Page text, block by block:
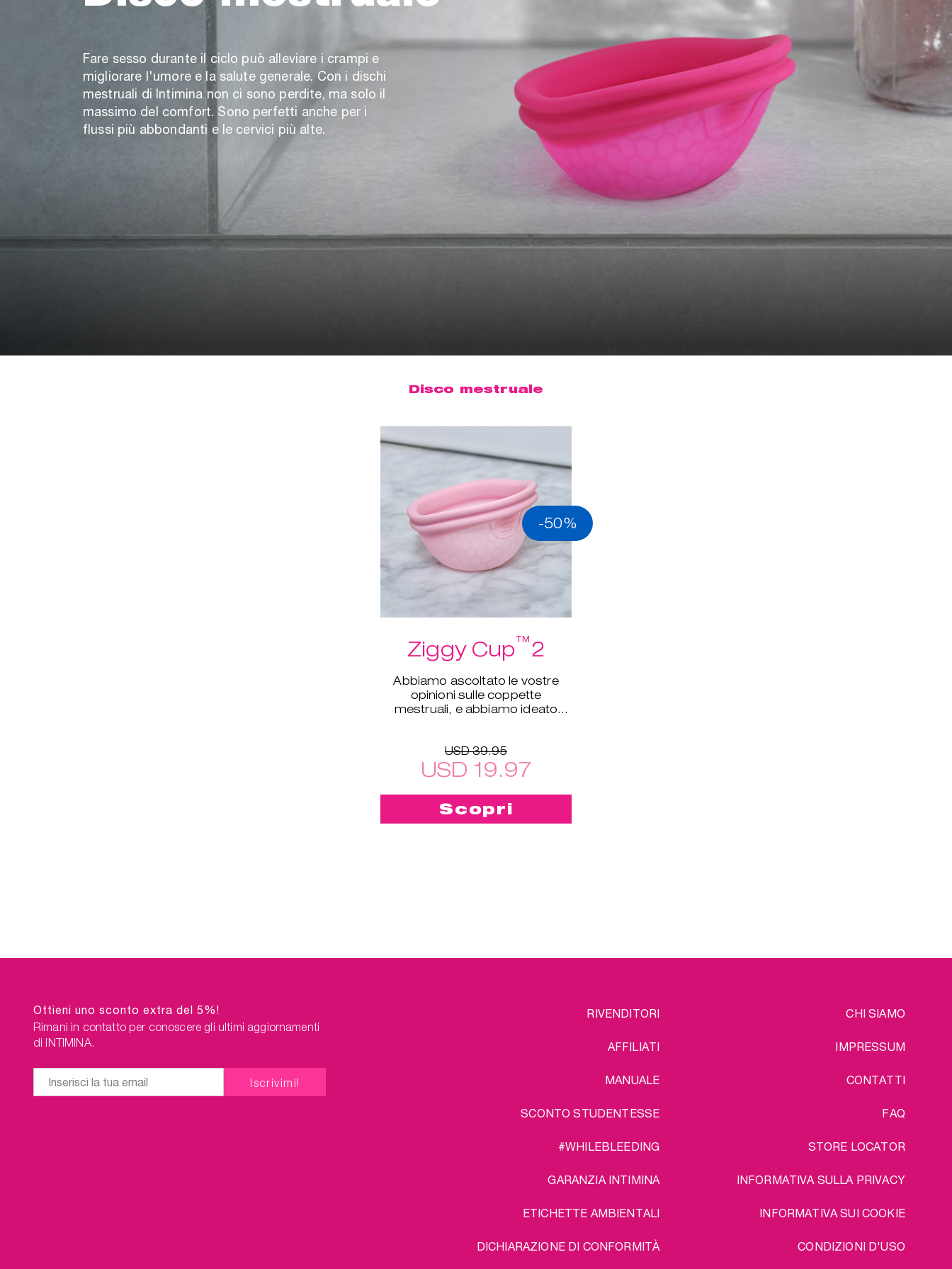
Fare sesso durante il ciclo può alleviare i crampi e
migliorare l'umore e la salute generale. Con i dischi
mestruali di Intimina non ci sono perdite, ma solo il
massimo del comfort. Sono perfetti anche per i
flussi più abbondanti e le cervici più alte.
Disco mestruale
-50%
Ziggy Cup™2
Abbiamo ascoltato le vostre
opinioni sulle coppette
mestruali, e abbiamo ideato
USD 39.95
USD 19.97
Scopri
Ottieni uno sconto extra del 5%!
Rimani in contatto per conoscere gli ultimi aggiornamenti
di INTIMINA.
RIVENDITORI
AFFILIATI
MANUALE
SCONTO STUDENTESSE
#WHILEBLEEDING
GARANZIA INTIMINA
ETICHETTE AMBIENTALI
DICHIARAZIONE DI CONFORMITÀ
LEGAL CHI SIAMO
IMPRESSUM
CONTATTI
FAQ
STORE LOCATOR
INFORMATIVA SULLA PRIVACY
INFORMATIVA SUI COOKIE
CONDIZIONI D'USO